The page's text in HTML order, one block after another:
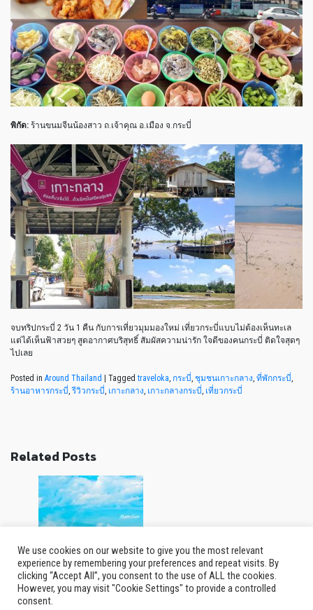
พิกัด: ร้านขนมจีนน้องสาว ถ.เจ้าคุณ อ.เมือง จ.กระบี่
จบทริปกระบี่ 2 วัน 1 คืน กับการเที่ยวมุมมองใหม่ เที่ยวกระบี่แบบไม่ต้องเห็นทะเล
แต่ได้เห็นฟ้าสวยๆ สูดอากาศบริสุทธิ์ สัมผัสความน่ารัก ใจดีของคนกระบี่ ติดใจสุดๆ
ไปเลย
Posted in Around Thailand | Tagged traveloka กระบี่ ชุมชนเกาะกลาง ที่พักกระบี่
ร้านอาหารกระบี่ ,รีวิวกระบี่ เกาะกลาง เกาะกลางกระบี่ เที่ยวกระบี่
Related Posts
หน้าฝนน่าเที่ยว "ม่อนแจ่มม่วนใจ๋"
We use cookies on our website to give you the most relevant
experience by remembering your preferences and repeat visits. By
clicking “Accept All”, you consent to the use of ALL the cookies.
However, you may visit "Cookie Settings" to provide a controlled
consent.